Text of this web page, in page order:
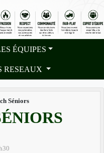
ÉQUIPES
RESEAUX
Séniors